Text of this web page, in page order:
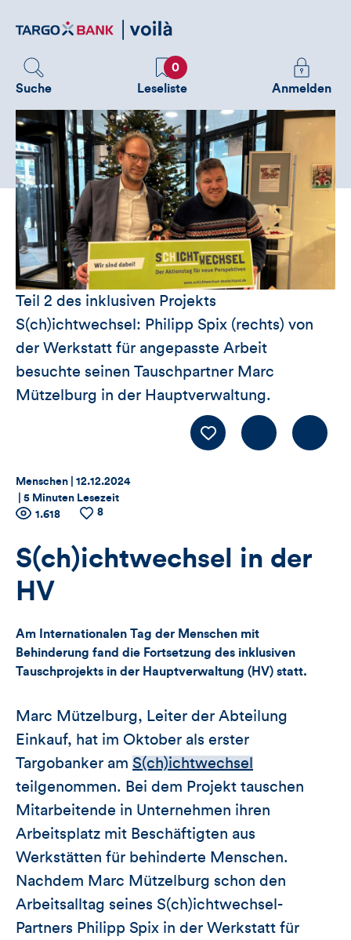
zum
Suche
Favoriten
0
Leseliste
Melden
Sie
an
um
zusätzliche
zu
sehen
Anmelden
Teil 2 des inklusiven Projekts
S(ch)ichtwechsel: Philipp Spix (rechts) von
der Werkstatt für angepasste Arbeit
besuchte seinen Tauschpartner Marc
Mützelburg in der Hauptverwaltung.
LIKE Kommentieren
Thema:
Menschen | Datum:
12.12.2024
5 Minuten Lesezeit
Zähler
für
Views,
Likes
und
Kommentare
dieses
Artikels
Anzahl
Views
1.618
Anzahl
Likes
8
S(ch)ichtwechsel in der
HV
Am Internationalen Tag der Menschen mit
Behinderung fand die Fortsetzung des inklusiven
Tauschprojekts in der Hauptverwaltung (HV) statt.
Marc Mützelburg, Leiter der Abteilung
Einkauf, hat im Oktober als erster
Targobanker am S(ch)ichtwechsel
teilgenommen. Bei dem Projekt tauschen
Mitarbeitende in Unternehmen ihren
Arbeitsplatz mit Beschäftigten aus
Werkstätten für behinderte Menschen.
Nachdem Marc Mützelburg schon den
Arbeitsalltag seines S(ch)ichtwechsel-
Partners Philipp Spix in der Werkstatt für